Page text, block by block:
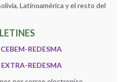
Latinoamérica y el resto del
REDESMA
REDESMA